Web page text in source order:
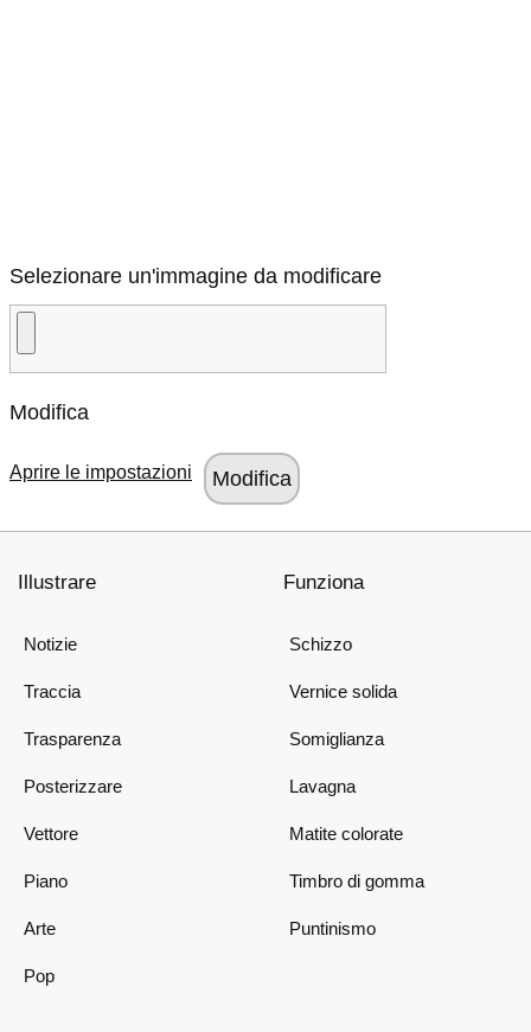
Selezionare un'immagine da modificare
Modifica
Aprire le impostazioni
Illustrare
Notizie
Traccia
Trasparenza
Posterizzare
Vettore
Piano
Arte
Pop
Funziona
Schizzo
Vernice solida
Somiglianza
Lavagna
Matite colorate
Timbro di gomma
Puntinismo